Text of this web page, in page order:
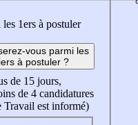
1ers à postuler
vous parmi les
à postuler ?
de 15 jours,
de 4 candidatures
Travail est informé)